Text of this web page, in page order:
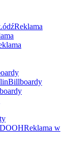
Reklama
Billboardy
Reklama w